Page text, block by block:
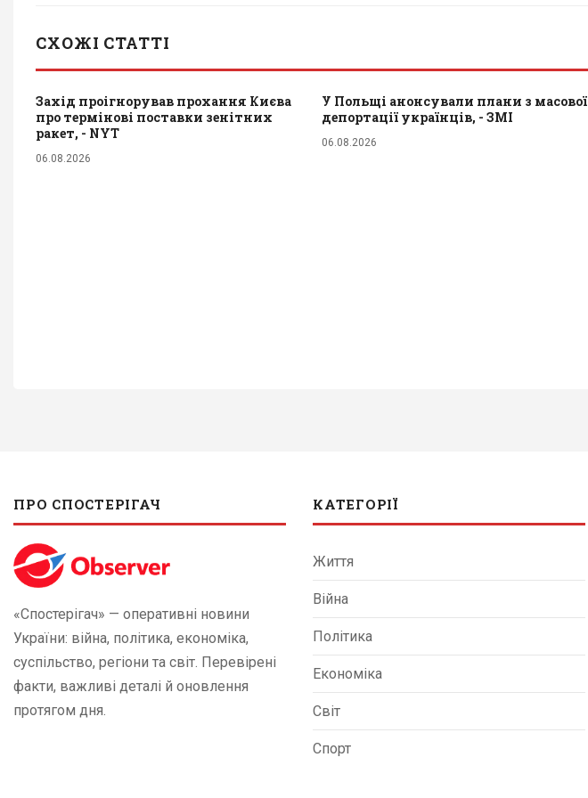
СХОЖІ СТАТТІ
Захід проігнорував прохання Києва
про термінові поставки зенітних
ракет, - NYT
06.08.2026
У Польщі анонсували плани з масової
депортації українців, - ЗМІ
06.08.2026
ПРО СПОСТЕРІГАЧ
«Спостерігач» — оперативні новини
України: війна, політика, економіка,
суспільство, регіони та світ. Перевірені
факти, важливі деталі й оновлення
протягом дня.
КАТЕГОРІЇ
Життя
Війна
Політика
Економіка
Світ
Спорт